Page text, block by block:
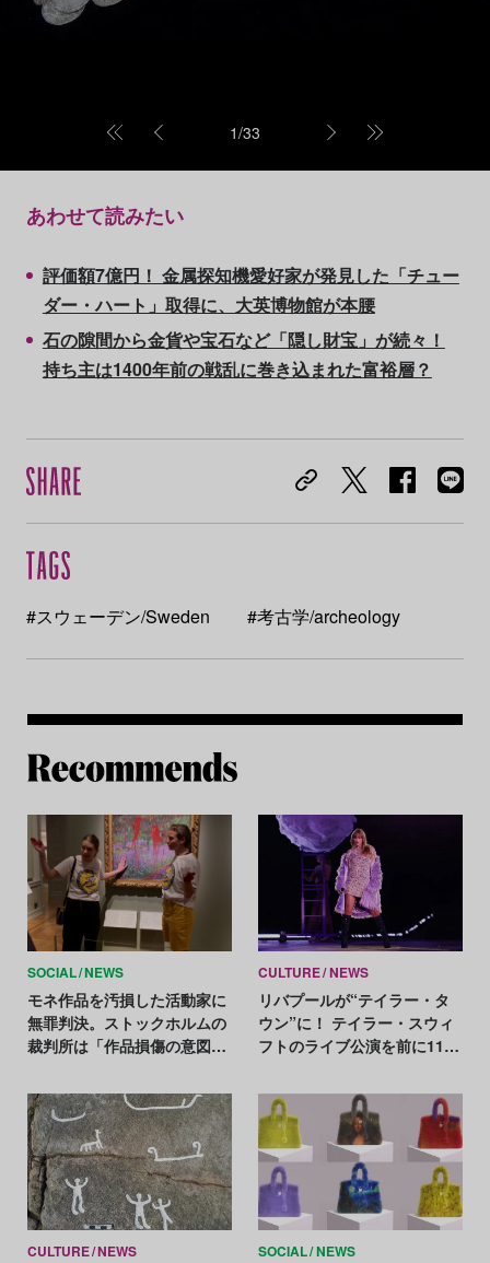
1/33
あわせて読みたい
評価額7億円！ 金属探知機愛好家が発見した「チュー
ダー・ハート」取得に、大英博物館が本腰
石の隙間から金貨や宝石など「隠し財宝」が続々！
持ち主は1400年前の戦乱に巻き込まれた富裕層？
#スウェーデン/Sweden #考古学/archeology
SOCIAL NEWS
モネ作品を汚損した活動家に
無罪判決。ストックホルムの
裁判所は「作品損傷の意図な
CULTURE NEWS
リバプールが“テイラー・タ
ウン”に！ テイラー・スウィ
フトのライブ公演を前に11点
CULTURE NEWS SOCIAL NEWS